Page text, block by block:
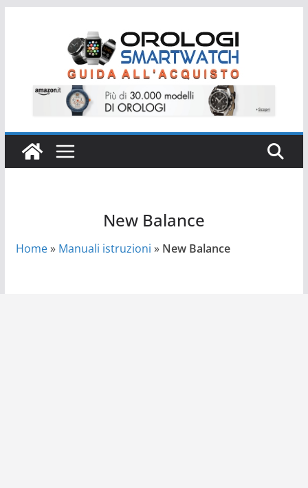
New Balance
Home» Manuali istruzioni » New Balance